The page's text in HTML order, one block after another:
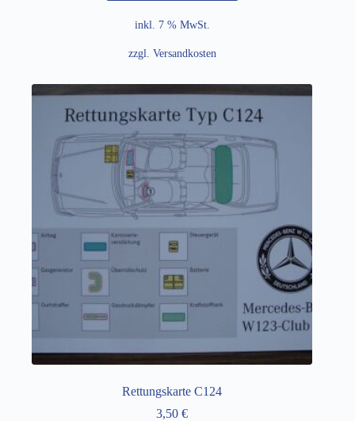
inkl. 7 % MwSt.
zzgl. Versandkosten
Rettungskarte C124
3,50€